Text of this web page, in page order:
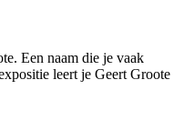
Een naam die je vaak
leert je Geert Groote